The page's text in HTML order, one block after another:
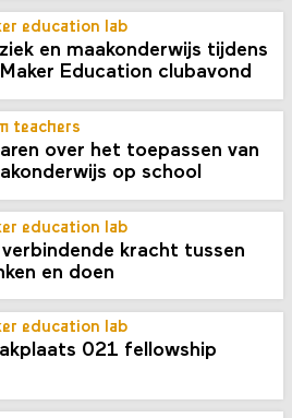
education lab
en maakonderwijs tijdens
Education clubavond
teachers
over het toepassen van
op school
education lab
verbindende kracht tussen
en doen
education lab
021 fellowship